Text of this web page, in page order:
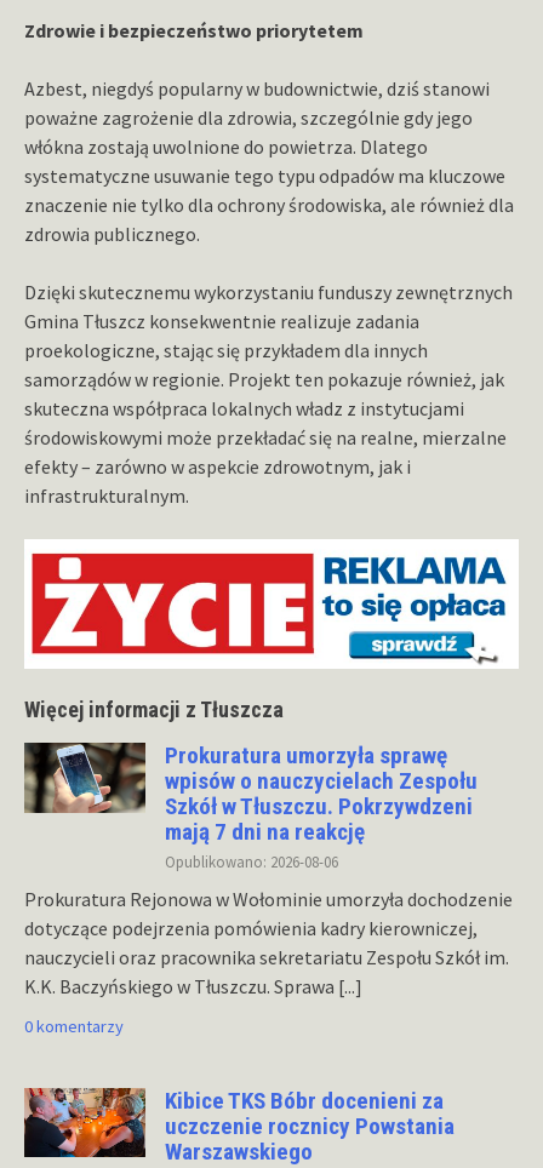
Zdrowie i bezpieczeństwo priorytetem
Azbest, niegdyś popularny w budownictwie, dziś stanowi
poważne zagrożenie dla zdrowia, szczególnie gdy jego
włókna zostają uwolnione do powietrza. Dlatego
systematyczne usuwanie tego typu odpadów ma kluczowe
znaczenie nie tylko dla ochrony środowiska, ale również dla
zdrowia publicznego.
Dzięki skutecznemu wykorzystaniu funduszy zewnętrznych
Gmina Tłuszcz konsekwentnie realizuje zadania
proekologiczne, stając się przykładem dla innych
samorządów w regionie. Projekt ten pokazuje również, jak
skuteczna współpraca lokalnych władz z instytucjami
środowiskowymi może przekładać się na realne, mierzalne
efekty – zarówno w aspekcie zdrowotnym, jak i
infrastrukturalnym.
Więcej informacji z Tłuszcza
Prokuratura umorzyła sprawę
wpisów o nauczycielach Zespołu
Szkół w Tłuszczu. Pokrzywdzeni
mają 7 dni na reakcję
Opublikowano: 2026-08-06
Prokuratura Rejonowa w Wołominie umorzyła dochodzenie
dotyczące podejrzenia pomówienia kadry kierowniczej,
nauczycieli oraz pracownika sekretariatu Zespołu Szkół im.
K.K. Baczyńskiego w Tłuszczu. Sprawa [...]
0 komentarzy
Kibice TKS Bóbr docenieni za
uczczenie rocznicy Powstania
Warszawskiego